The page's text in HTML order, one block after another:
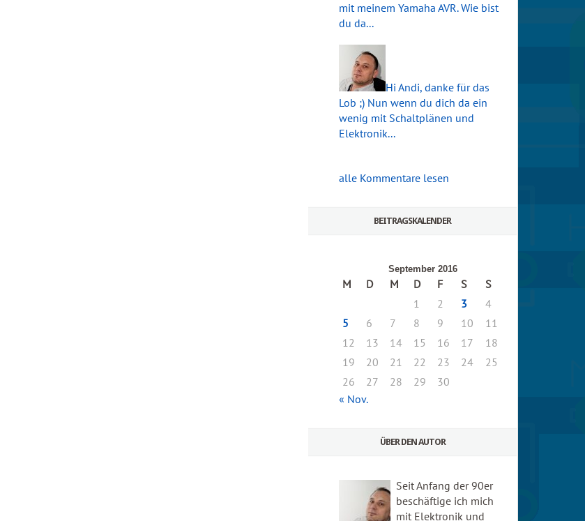
mit meinem Yamaha AVR. Wie bist
du da...
Hi Andi, danke für das
Lob ;) Nun wenn du dich da ein
wenig mit Schaltplänen und
Elektronik...
alle Kommentare lesen
BEITRAGSKALENDER
September 2016
M D M D F S
S
1
2 3
4
5
6 7 8 9 10
11
12
13 14 15 16 17
18
19
20 21 22 23 24
25
26
27 28 29
30
« Nov.
ÜBER DEN AUTOR
Seit Anfang der 90er
beschäftige ich mich
mit Elektronik und